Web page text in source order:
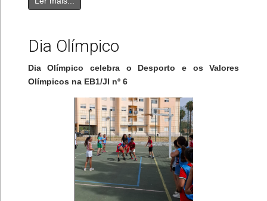
Dia Olímpico
Dia Olímpico celebra o Desporto e os Valores
Olímpicos na EB1/JI nº 6